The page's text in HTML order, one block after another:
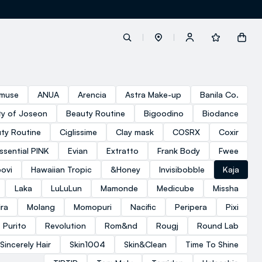
label.account.login
button.loginandregister
button.order.tracking
loyalty.euro.points
loyalty.guest.message
ANUA Arencia Astra Make-up
Banila Co.
of Joseon Beauty Routine Bigoodino
Biodance
Routine Ciglissime Clay mask COSRX
Coxir
PINK Evian Extratto Frank Body
Fwee
Hawaiian Tropic &Honey Invisibobble
Kaja
Laka LuLuLun Mamonde Medicube
Missha
Molang Momopuri Nacific Peripera
Pixi
Purito Revolution Rom&nd Rougj
Round Lab
Sincerely Hair Skin1004 Skin&Clean
Time To Shine